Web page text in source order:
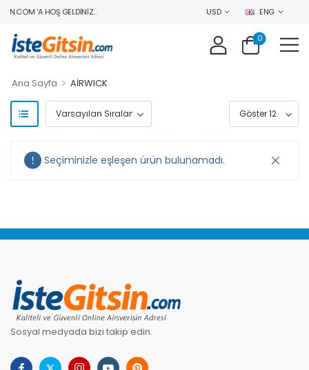
'A HOŞ GELDINIZ.. USD ENG
0
Ana Sayfa > AİRWICK
Seçiminizle eşleşen ürün bulunamadı.
Sosyal medyada bizi takip edin.